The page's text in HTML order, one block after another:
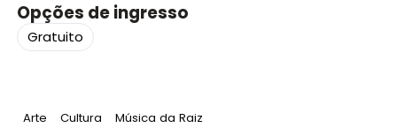
Opções de ingresso
Gratuito
Tag:
Arte Tag:
Cultura Tag:
Música da Raiz